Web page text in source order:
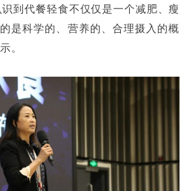
到代餐轻食不仅仅是一个减肥、瘦
是科学的、营养的、合理摄入的概
。